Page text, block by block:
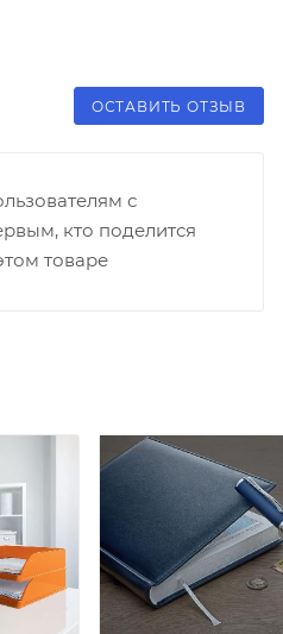
ОСТАВИТЬ ОТЗЫВ
с
кто поделится
товаре